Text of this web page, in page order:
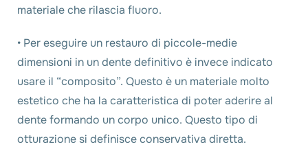
materiale che rilascia fluoro.
• Per eseguire un restauro di piccole-medie
dimensioni in un dente definitivo è invece indicato
usare il “composito”. Questo è un materiale molto
estetico che ha la caratteristica di poter aderire al
dente formando un corpo unico. Questo tipo di
otturazione si definisce conservativa diretta.